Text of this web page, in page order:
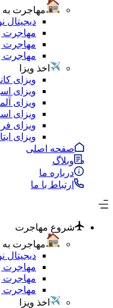
مهاجرت به
دیجیتال
مهاجرت
مهاجرت
مهاجرت
اخذ ویزا
ویزای
ویزای
ویزای
ویزای
ویزای
ویزای
صفحه اصلی
وبلاگ
درباره ما
ارتباط با ما
شروع مهاجرت
مهاجرت به
دیجیتال
مهاجرت
مهاجرت
مهاجرت
اخذ ویزا